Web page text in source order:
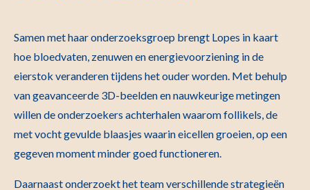
Samen met haar onderzoeksgroep brengt Lopes in kaart
hoe bloedvaten, zenuwen en energievoorziening in de
eierstok veranderen tijdens het ouder worden. Met behulp
van geavanceerde 3D-beelden en nauwkeurige metingen
willen de onderzoekers achterhalen waarom follikels, de
met vocht gevulde blaasjes waarin eicellen groeien, op een
gegeven moment minder goed functioneren.
Daarnaast onderzoekt het team verschillende strategieën